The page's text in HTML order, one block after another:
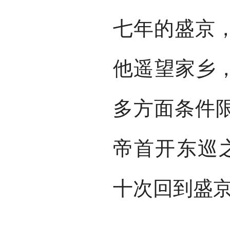
七年的盛京
他遥望家乡
多方面条件
帝首开东巡
十次回到盛